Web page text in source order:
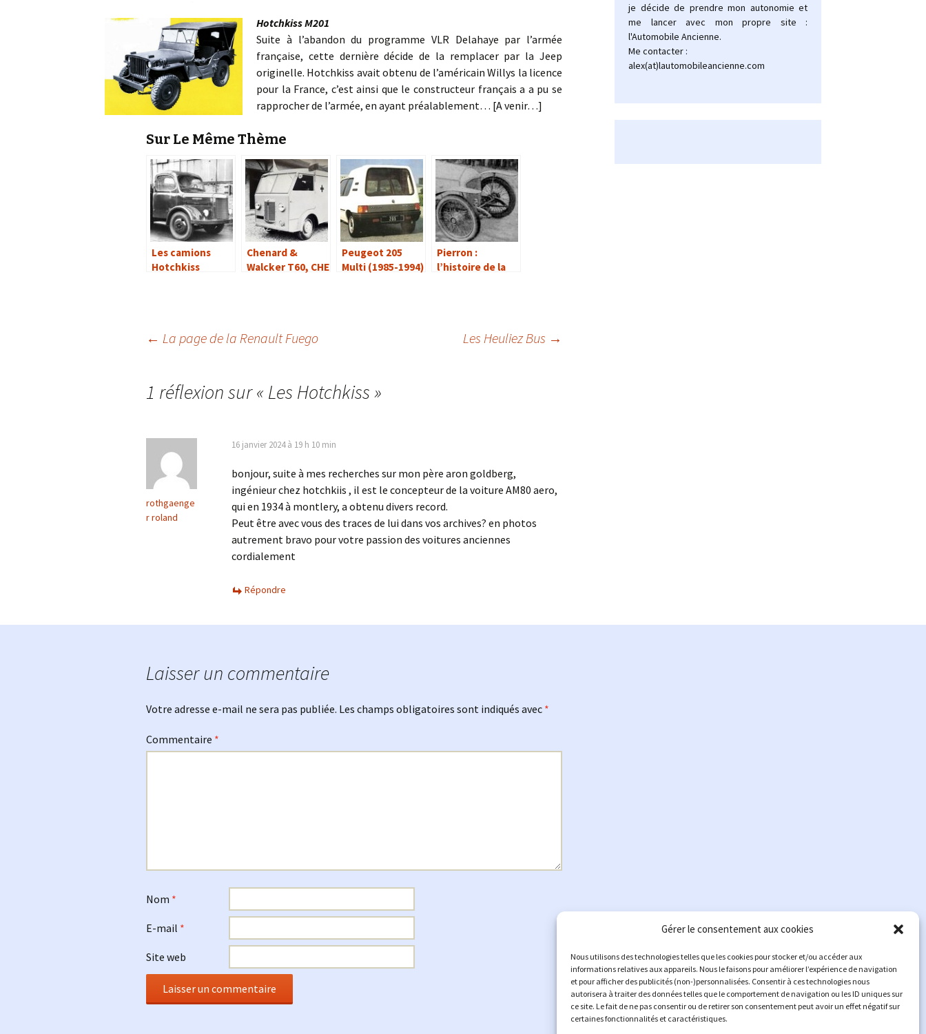
Gérer le consentement aux cookies
Nous utilisons des technologies telles que les cookies pour stocker et/ou accéder aux
informations relatives aux appareils. Nous le faisons pour améliorer l’expérience de navigation
et pour afficher des publicités (non-)personnalisées. Consentir à ces technologies nous
autorisera à traiter des données telles que le comportement de navigation ou les ID uniques sur
ce site. Le fait de ne pas consentir ou de retirer son consentement peut avoir un effet négatif sur
certaines fonctionnalités et caractéristiques.
Hotchkiss M201
Suite à l’abandon du programme VLR Delahaye par l’armée
française, cette dernière décide de la remplacer par la Jeep
originelle. Hotchkiss avait obtenu de l’américain Willys la licence
pour la France, c’est ainsi que le constructeur français a a pu se
rapprocher de l’armée, en ayant préalablement… [A venir…]
Sur Le Même Thème
Les camions
Hotchkiss
Chenard &
Walcker T60, CHE
Peugeot 205
Multi (1985-1994)
Pierron :
l’histoire de la
Navigation
← La page de la Renault Fuego Les Heuliez Bus →
1 réflexion sur « Les Hotchkiss»
rothgaenge
r roland
16 janvier 2024 à 19 h 10 min
bonjour, suite à mes recherches sur mon père aron goldberg,
ingénieur chez hotchkiis , il est le concepteur de la voiture AM80 aero,
qui en 1934 à montlery, a obtenu divers record.
Peut être avec vous des traces de lui dans vos archives? en photos
autrement bravo pour votre passion des voitures anciennes
cordialement
Répondre
Laisser un commentaire
Votre adresse e-mail ne sera pas publiée. Les champs obligatoires sont indiqués avec *
Commentaire *
Nom *
E-mail *
Site web
je décide de prendre mon autonomie et
me lancer avec mon propre site :
l'Automobile Ancienne.
Me contacter :
alex(at)lautomobileancienne.com